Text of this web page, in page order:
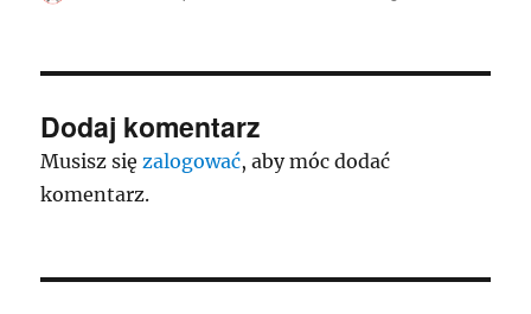
Dodaj komentarz
Musisz sięzalogować, aby móc dodać
komentarz.